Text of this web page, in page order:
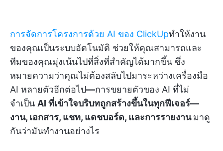
การจัดการโครงการด้วย AI ของ ClickUpทำให้งาน
ของคุณเป็นระบบอัตโนมัติ ช่วยให้คุณสามารถและ
ทีมของคุณมุ่งเน้นไปที่สิ่งที่สำคัญได้มากขึ้น ซึ่ง
หมายความว่าคุณไม่ต้องสลับไปมาระหว่างเครื่องมือ
AI หลายตัวอีกต่อไป—การขยายตัวของ AI ที่ไม่
จำเป็น AI ที่เข้าใจบริบทถูกสร้างขึ้นในทุกฟีเจอร์—
งาน, เอกสาร, แชท, แดชบอร์ด, และการรายงานมาดู
กันว่ามันทำงานอย่างไร